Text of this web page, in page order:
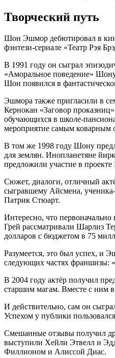
Творческий путь
Шон Эшмор дебютировал в
фэнтези-сериале «Театр Рэя
В 1991 году он сыграл
«Аморальное поведение»
Шон появился в
Эшмора также пригласили в
Кернокан «Заговор
обучающихся в школе-
мероприятие самым коварным
В том же 1998 году Шону
для землян. Инопланетяне
предложили участие в
Сюжет, диалоги, отличный
сыгравшему Айсмена,
Патрик Стюарт.
Интересно, что
Грей рассматривали Шарлиз
долларов с бюджетом в 75
Разумеется, это был успех, и
следующих частях франшизы:
В 2004 году актёр получил
старшим магам. Вместе с ним
И действительно, сам он
Успехом у публики
Смешанные отзывы получил
выступили Хейли Этвелл и
Филлионом и Алиссой Диас.